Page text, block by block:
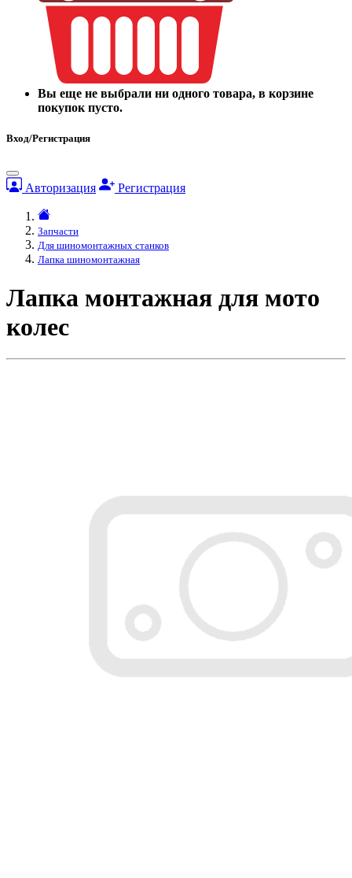
Вы еще не выбрали ни одного товара, в корзине
покупок пусто.
Вход/Регистрация
Авторизация Регистрация
Запчасти
Для шиномонтажных станков
Лапка шиномонтажная
Лапка монтажная для мото
колес